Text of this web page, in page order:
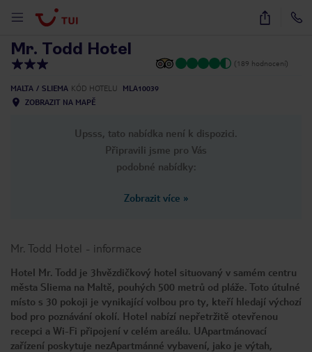
19
Mr. Todd Hotel
(189 hodnocení)
MALTA SLIEMA KÓD HOTELU
MLA10039
ZOBRAZIT NA MAPĚ
Upsss, tato nabídka není k dispozici.
Připravili jsme pro Vás
podobné nabídky:
Zobrazit více »
Mr. Todd Hotel - informace
Hotel Mr. Todd je 3hvězdičkový hotel situovaný v samém centru
města Sliema na Maltě, pouhých 500 metrů od pláže. Toto útulné
místo s 30 pokoji je vynikající volbou pro ty, kteří hledají výchozí
bod pro poznávání okolí. Hotel nabízí nepřetržitě otevřenou
recepci a Wi-Fi připojení v celém areálu. UApartmánovací
zařízení poskytuje nezApartmánné vybavení, jako je výtah,